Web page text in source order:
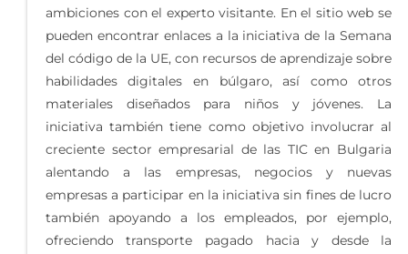
ambiciones con el experto visitante. En el sitio web se
pueden encontrar enlaces a la iniciativa de la Semana
del código de la UE, con recursos de aprendizaje sobre
habilidades digitales en búlgaro, así como otros
materiales diseñados para niños y jóvenes. La
iniciativa también tiene como objetivo involucrar al
creciente sector empresarial de las TIC en Bulgaria
alentando a las empresas, negocios y nuevas
empresas a participar en la iniciativa sin fines de lucro
también apoyando a los empleados, por ejemplo,
ofreciendo transporte pagado hacia y desde la